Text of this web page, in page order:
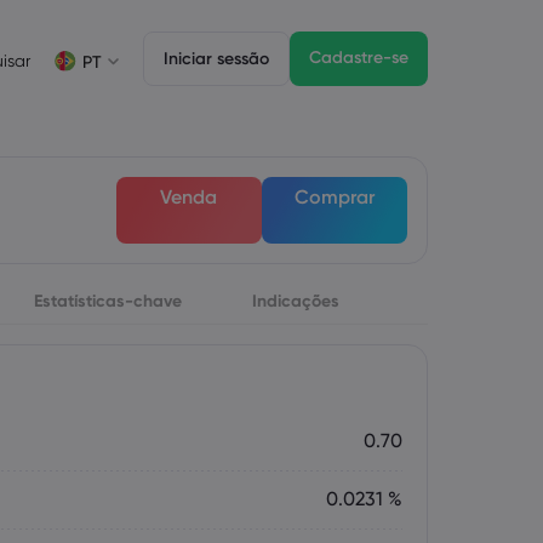
Negociação de CFDs
Condições para negociação
Datas de vencimento
Depth of Market
Pacote jurídico
PT
English
English (St. Vincent)
Italian
Português
Iniciar sessão Cadastre-se
Venda Comprar
Estatísticas-chave Indicações
0.70
0.0231 %